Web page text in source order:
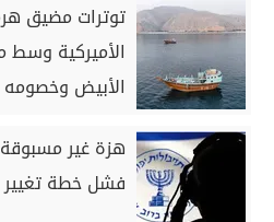
توترات مضيق
الأميركية وسط
الأبيض وخصومه
هزة غير
فشل خطة تغيير